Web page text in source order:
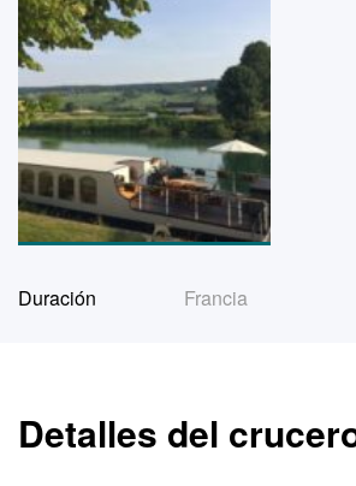
Duración Francia
Detalles del